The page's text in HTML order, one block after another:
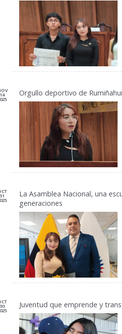
14 Orgullo deportivo de
31
La Asamblea Nacional, una
generaciones
30 Juventud que emprende y